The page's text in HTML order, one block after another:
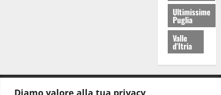
Diamo valore alla tua privacy
Ultimissime
Puglia
Valle
d'Itria